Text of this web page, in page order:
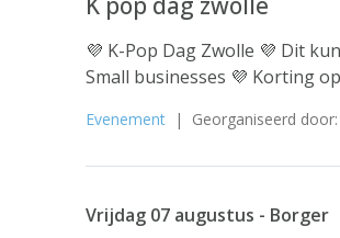
💜 K-Pop Dag Zwolle 💜 Dit
Small businesses 💜 Korting
Evenement | Georganiseerd door:
Vrijdag 07 augustus - Borger